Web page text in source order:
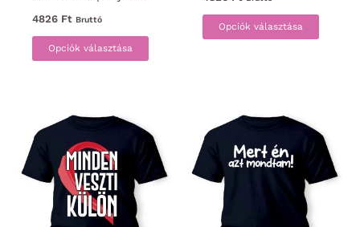
4826 Ft Bruttó
Opciók választása
Ennek
a
variációja
van.
A
Opciók választása
Ennek
a
van.
A